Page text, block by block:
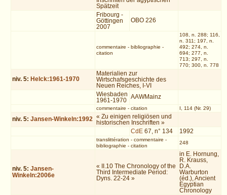
Spätzeit
Fribourg -
Göttingen
2007
OBO 226
commentaire - bibliographie -
citation
108, n. 288; 116,
n. 311; 197, n.
492; 274, n.
694; 277, n.
713; 297, n.
770; 300, n. 778
niv. 5: Helck:1961-1970
Materialien zur
Wirtschafsgeschichte des
Neuen Reiches, I-VI
Wiesbaden
1961-1970 AAWMainz
commentaire - citation I, 114 (Nr. 29)
niv. 5:Jansen-Winkeln:1992 « Zu einigen religiösen und
historischen Inschriften »
CdE 67, n° 134 1992
translittération - commentaire -
bibliographie - citation
248
niv. 5:Jansen-
Winkeln:2006e
« II.10 The Chronology of the
Third Intermediate Period:
Dyns. 22-24 »
in E. Hornung,
R. Krauss,
D.A.
Warburton
(éd.), Ancient
Egyptian
Chronology